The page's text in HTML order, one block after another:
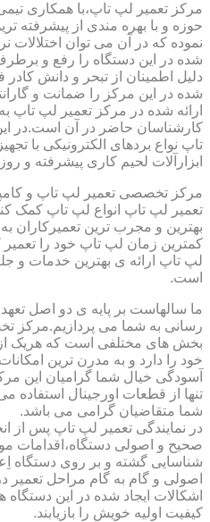
مرکز تعمیر لپ تاپ،با همکاری
حوزه و با بهره مندی از پیشرفته
نموده که در آن می توان اختلالات
شده در این دستگاه را رفع و
دلیل اطمینان از تبحر و دانش
شده در این مرکز را ضمانت و
ارائه شده در مرکز تعمیر لپ تاپ
کارشناسان حاضر در آن است.در
تاپ نواع بردهای الکترونیکی با
ابزارآلات لحیم کاری پیشرفته و
مرکز تخصصی تعمیر لپ تاپ و
تعمیر لپ تاپ انواع لپ تاپ کمک
بهترین و مجرب ترین تعمیرکاران
کمترین زمان لپ تاپ خود را
لپ تاپ ارائه ی بهترین خدمات و
است.
ما سالهاست بر پایه ی دو اصل
رسانی به شما می پردازیم.مرکز
بخش های مختلفی است که هریک
خود را دارد و به مدرن ترین
آسودگی خیال شما گرامیان این
تنها از قطعات اورجینال
شما متقاضیان گرامی می باشد.
در نمایندگی تعمیر لپ تاپ پس از
صحیح و اصولی دستگاه،اقدامات
شناسایی گشته و بر روی دستگاه
اصولی و گام به گام مراحل تعمیر
اشکالات ایجاد شده در این
کیفیت اولیه خویش را بازیابند.